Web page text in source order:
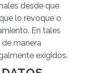
desde que
lo revoque o
En tales
manera
exigidos.